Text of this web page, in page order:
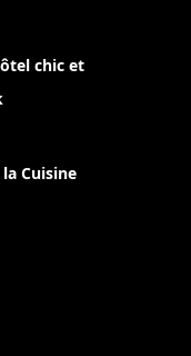
chic et
Cuisine